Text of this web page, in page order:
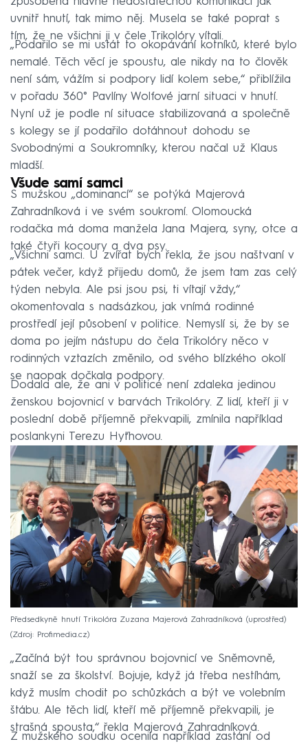
uvnitř hnutí, tak mimo něj. Musela se také poprat s
tím, že ne všichni ji v čele Trikolóry vítali.
„Podařilo se mi ustát to okopávání kotníků, které bylo
nemalé. Těch věcí je spoustu, ale nikdy na to člověk
není sám, vážím si podpory lidí kolem sebe,“ přiblížila
v pořadu 360° Pavlíny Wolfové jarní situaci v hnutí.
Nyní už je podle ní situace stabilizovaná a společně
s kolegy se jí podařilo dotáhnout dohodu se
Svobodnými a Soukromníky, kterou načal už Klaus
mladší.
Všude samí samci
S mužskou „dominancí“ se potýká Majerová
Zahradníková i ve svém soukromí. Olomoucká
rodačka má doma manžela Jana Majera, syny, otce a
také čtyři kocoury a dva psy.
„Všichni samci. U zvířat bych řekla, že jsou naštvaní v
pátek večer, když přijedu domů, že jsem tam zas celý
týden nebyla. Ale psi jsou psi, ti vítají vždy,“
okomentovala s nadsázkou, jak vnímá rodinné
prostředí její působení v politice. Nemyslí si, že by se
doma po jejím nástupu do čela Trikolóry něco v
rodinných vztazích změnilo, od svého blízkého okolí
se naopak dočkala podpory.
Dodala ale, že ani v politice není zdaleka jedinou
ženskou bojovnicí v barvách Trikolóry. Z lidí, kteří ji v
poslední době příjemně překvapili, zmínila například
poslankyni Terezu Hyťhovou.
Předsedkyně hnutí Trikolóra Zuzana Majerová Zahradníková (uprostřed)
Zdroj: Profimedia.cz
„Začíná být tou správnou bojovnicí ve Sněmovně,
snaží se za školství. Bojuje, když já třeba nestíhám,
když musím chodit po schůzkách a být ve volebním
štábu. Ale těch lidí, kteří mě příjemně překvapili, je
strašná spousta,“ řekla Majerová Zahradníková.
Z mužského soudku ocenila například zastání od